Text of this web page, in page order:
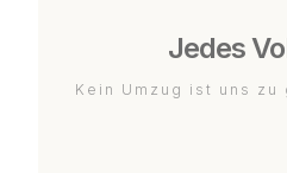
Jedes
Kein Umzug ist uns zu